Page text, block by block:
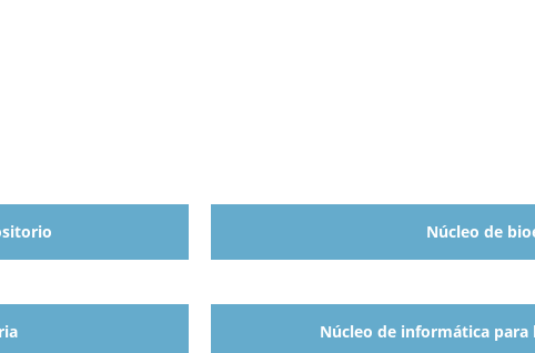
Núcleo de
Núcleo de informática para